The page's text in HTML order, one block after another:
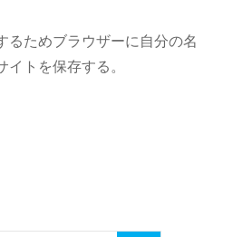
るためブラウザーに自分の名
トを保存する。